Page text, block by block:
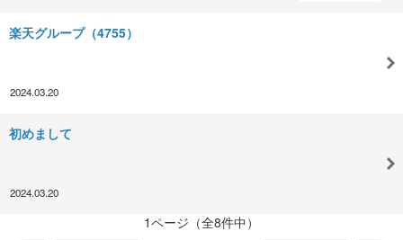
楽天グループ（4755）
2024.03.20
初めまして
2024.03.20
1ページ（全8件中）